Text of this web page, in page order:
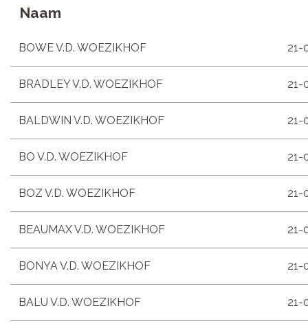
Naam
BOWE V.D. WOEZIKHOF 21-
BRADLEY V.D. WOEZIKHOF 21-
BALDWIN V.D. WOEZIKHOF 21-
BO V.D. WOEZIKHOF 21-
BOZ V.D. WOEZIKHOF 21-
BEAUMAX V.D. WOEZIKHOF 21-
BONYA V.D. WOEZIKHOF 21-
BALU V.D. WOEZIKHOF 21-